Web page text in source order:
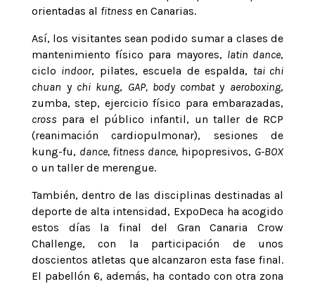
orientadas al fitness en Canarias.
Así, los visitantes sean podido sumar a clases de
mantenimiento físico para mayores, latin dance,
ciclo indoor, pilates, escuela de espalda, tai chi
chuan y chi kung, GAP, body combaty aeroboxing,
zumba, step, ejercicio físico para embarazadas,
cross para el público infantil, un taller de RCP
(reanimación cardiopulmonar), sesiones de
kung-fu, dance, fitness dance, hipopresivos, G-BOX
o un taller de merengue.
También, dentro de las disciplinas destinadas al
deporte de alta intensidad, ExpoDeca ha acogido
estos días la final del Gran Canaria Crow
Challenge, con la participación de unos
doscientos atletas que alcanzaron esta fase final.
El pabellón 6, además, ha contado con otra zona